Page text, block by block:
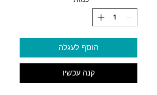
הוסף לעגלה
קנה עכשיו